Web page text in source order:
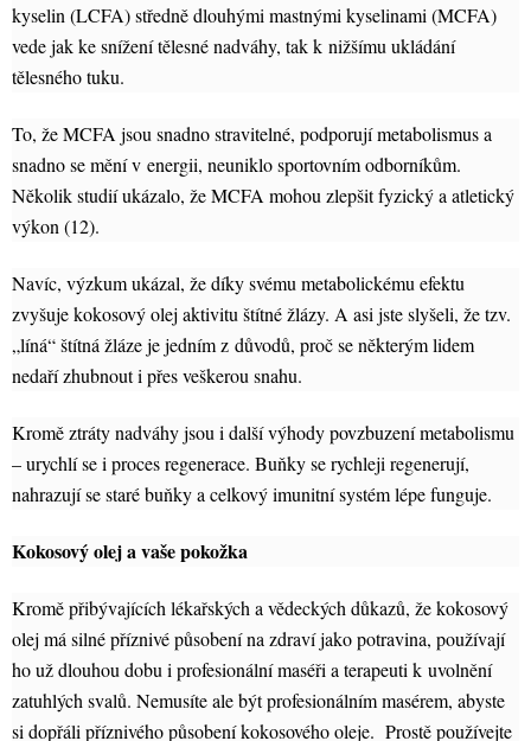
kyselin (LCFA) středně dlouhými mastnými kyselinami (MCFA)
vede jak ke snížení tělesné nadváhy, tak k nižšímu ukládání
tělesného tuku.
To, že MCFA jsou snadno stravitelné, podporují metabolismus a
snadno se mění v energii, neuniklo sportovním odborníkům.
Několik studií ukázalo, že MCFA mohou zlepšit fyzický a atletický
výkon (12).
Navíc, výzkum ukázal, že díky svému metabolickému efektu
zvyšuje kokosový olej aktivitu štítné žlázy. A asi jste slyšeli, že tzv.
„líná“ štítná žláze je jedním z důvodů, proč se některým lidem
nedaří zhubnout i přes veškerou snahu.
Kromě ztráty nadváhy jsou i další výhody povzbuzení metabolismu
– urychlí se i proces regenerace. Buňky se rychleji regenerují,
nahrazují se staré buňky a celkový imunitní systém lépe funguje.
Kokosový olej a vaše pokožka
Kromě přibývajících lékařských a vědeckých důkazů, že kokosový
olej má silné příznivé působení na zdraví jako potravina, používají
ho už dlouhou dobu i profesionální maséři a terapeuti k uvolnění
zatuhlých svalů. Nemusíte ale být profesionálním masérem, abyste
si dopřáli příznivého působení kokosového oleje. Prostě používejte